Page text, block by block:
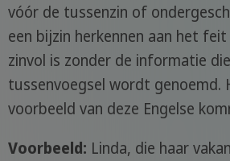
vóór de tussenzin of
een bijzin herkennen aan het
zinvol is zonder de informatie
tussenvoegsel wordt genoemd.
voorbeeld van deze Engelse
Voorbeeld: Linda, die haar